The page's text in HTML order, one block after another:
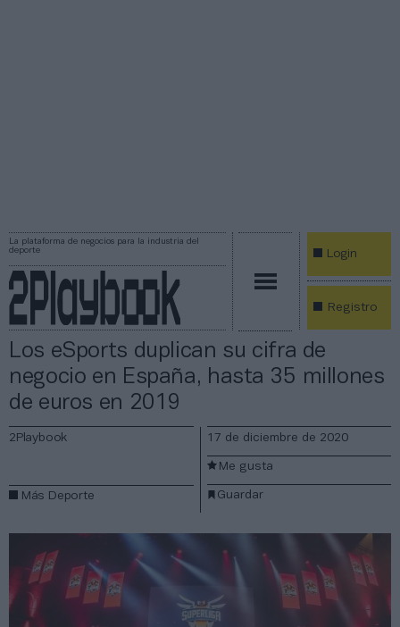
La plataforma de negocios para la industria del
deporte
Login
Registro
Los eSports duplican su cifra de
negocio en España, hasta 35 millones
de euros en 2019
2Playbook
Más Deporte
17 de diciembre de 2020
Guardar
Me gusta